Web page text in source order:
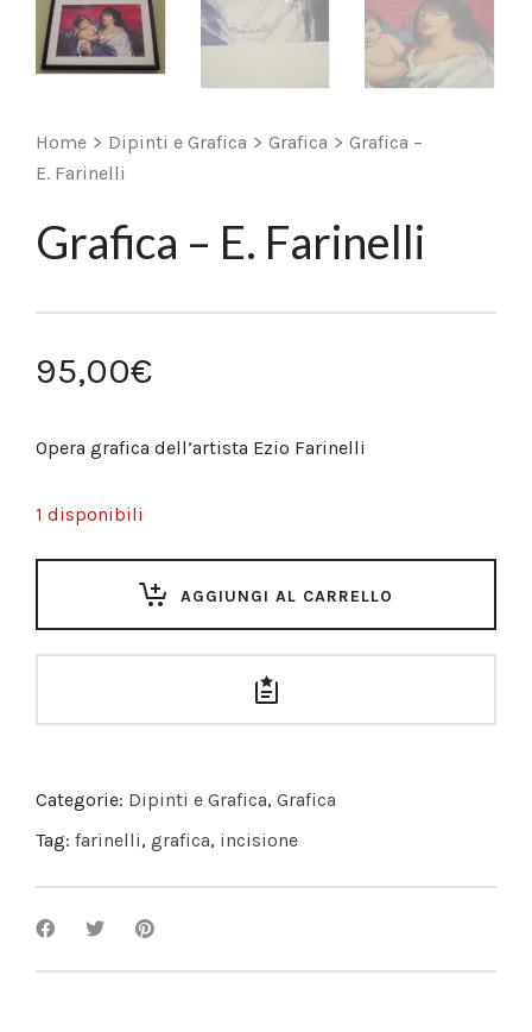
Home > Dipinti e Grafica > Grafica > Grafica –
E. Farinelli
Grafica – E. Farinelli
95,00€
Opera grafica dell’artista Ezio Farinelli
1 disponibili
AGGIUNGI AL CARRELLO
Categorie: Dipinti e Grafica, Grafica
Tag: farinelli, grafica, incisione